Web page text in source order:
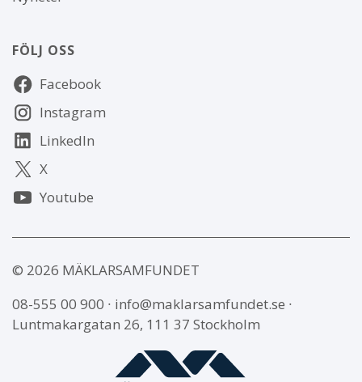
FÖLJ OSS
Följ
oss Facebook
Instagram
LinkedIn
X
Youtube
© 2026 MÄKLARSAMFUNDET
08-555 00 900 ∙ info@maklarsamfundet.se ∙
Luntmakargatan 26, 111 37 Stockholm